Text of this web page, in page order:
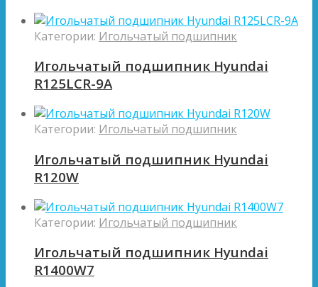
Категории: Игольчатый подшипник
Игольчатый подшипник Hyundai
R125LCR-9A
Категории: Игольчатый подшипник
Игольчатый подшипник Hyundai
R120W
Категории: Игольчатый подшипник
Игольчатый подшипник Hyundai
R1400W7